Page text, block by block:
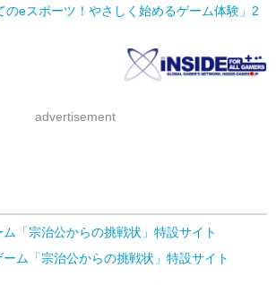
のeスポーツ！やさしく始めるゲーム体験」2
advertisement
ム「宗治公からの挑戦状」特設サイト
ム「宗治公からの挑戦状」特設サイト